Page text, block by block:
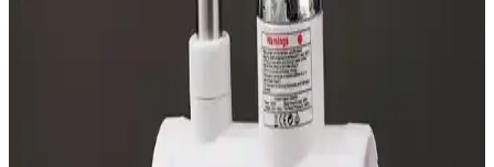
Özel Gereksinimli Bireyler İçin Basit Kontrollü
Airfryer Seçim Rehberi
Özel gereksinimli bireyler için basit döner düğmeli ve az butonlu
airfryer modelleri önerilmektedir. Bu cihazlar, kullanım kolaylığı ve
güvenlik sağlar, bağımsız yemek hazırlamayı destekler.